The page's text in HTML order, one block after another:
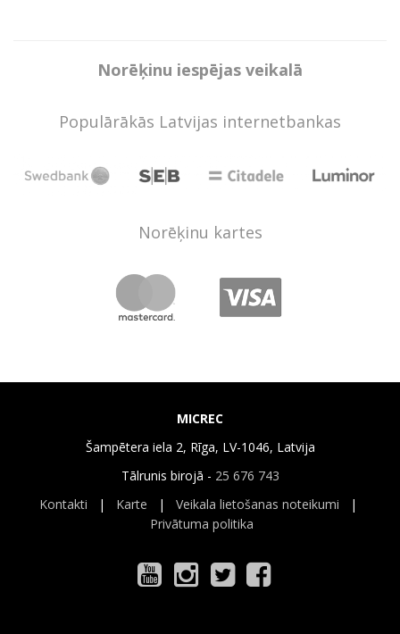
Norēķinu iespējas veikalā
Populārākās Latvijas internetbankas
Norēķinu kartes
MICREC
Šampētera iela 2, Rīga, LV-1046, Latvija
Tālrunis birojā - 25 676 743
Kontakti | Karte | Veikala lietošanas noteikumi |
Privātuma politika